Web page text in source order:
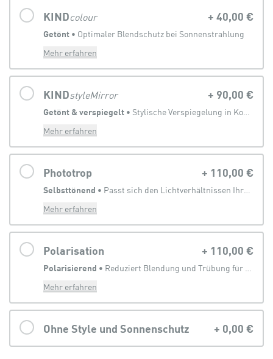
KINDcolour +40,00 €
Getönt • Optimaler Blendschutz bei Sonnenstrahlung
Mehr erfahren
KINDstyleMirror + 90,00 €
Getönt & verspiegelt •
Stylische Verspiegelung in Kombination mit Sonnenbrillentönung
Mehr erfahren
Phototrop + 110,00 €
Selbsttönend •
Passt sich den Lichtverhältnissen Ihrer Umgebung an
Mehr erfahren
Polarisation + 110,00 €
Polarisierend •
Reduziert Blendung und Trübung für eine klarere Sicht
Mehr erfahren
Ohne Style und Sonnenschutz + 0,00 €